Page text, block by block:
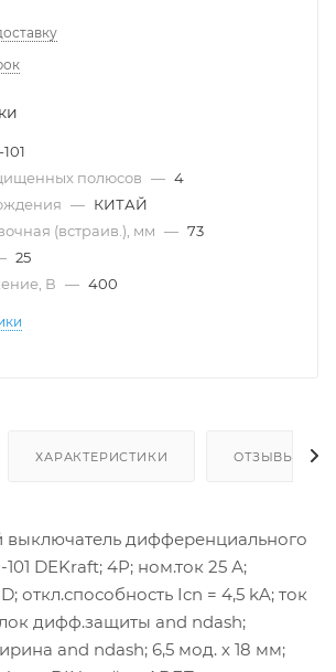
полюсов — 4
— КИТАЙ
(встраив.), мм — 73
25
В — 400
ХАРАКТЕРИСТИКИ ОТЗЫВЫ
выключатель дифференциального
DEKraft; 4P; ном.ток 25 А;
откл.способность Icn = 4,5 kA; ток
дифф.защиты and ndash;
and ndash; 6,5 мод. х 18 мм;